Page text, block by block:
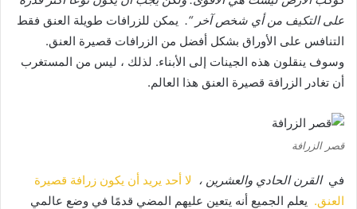
على التكيف من أي شخص آخر “. يمكن للزرافات طويلة العنق فقط
التنافس على الأوراق بشكل أفضل من الزرافات قصيرة العنق.
وسوف ينقلون هذه الجينات إلى الأبناء. لذلك ، ليس من المستغرب
أن تغادر الزرافة قصيرة العنق هذا العالم.
قصر الزرافة
فيالقرن الحادي والعشرين ، لا أحد يريد أن يكون زرافة قصيرة
العنق. يعلم الجميع أنه يتعين عليهم المضي قدمًا في وضع عالمي